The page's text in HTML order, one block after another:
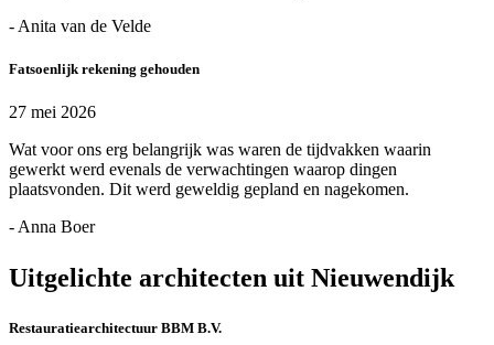
- Anita van de Velde
Fatsoenlijk rekening gehouden
27 mei 2026
Wat voor ons erg belangrijk was waren de tijdvakken waarin
gewerkt werd evenals de verwachtingen waarop dingen
plaatsvonden. Dit werd geweldig gepland en nagekomen.
- Anna Boer
Uitgelichte architecten uit Nieuwendijk
Restauratiearchitectuur BBM B.V.